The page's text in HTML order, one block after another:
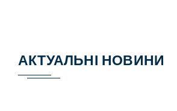
АКТУАЛЬНІ НОВИНИ